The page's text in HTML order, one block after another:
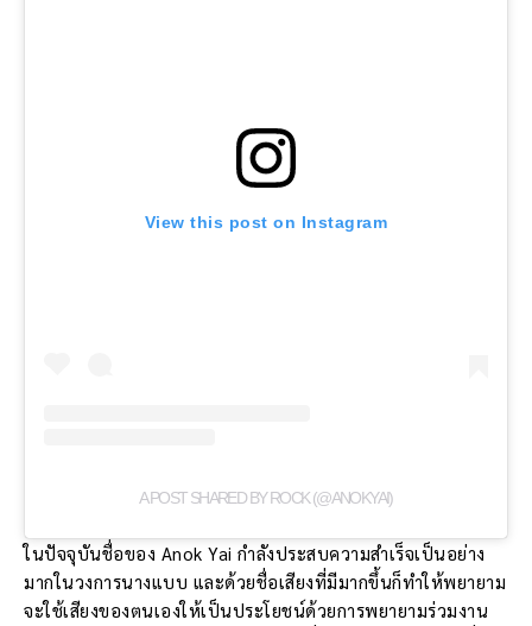
View this post on Instagram
A POST SHARED BY ROCK (@ANOKYAI)
ในปัจจุบันชื่อของ Anok Yai กำลังประสบความสำเร็จเป็นอย่าง
มากในวงการนางแบบ และด้วยชื่อเสียงที่มีมากขึ้นก็ทำให้พยายาม
จะใช้เสียงของตนเองให้เป็นประโยชน์ด้วยการพยายามร่วมงาน